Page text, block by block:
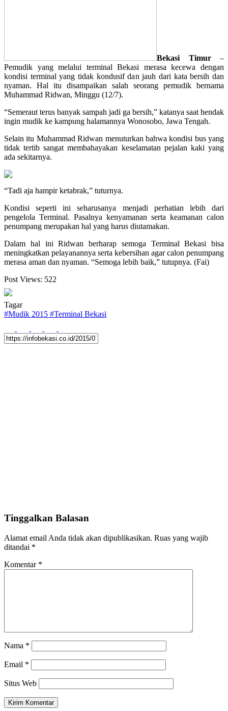
Bekasi Timur–
Pemudik yang melalui terminal Bekasi merasa kecewa dengan
kondisi terminal yang tidak kondusif dan jauh dari kata bersih dan
nyaman. Hal itu disampaikan salah seorang pemudik bernama
Muhammad Ridwan, Minggu (12/7).
“Semeraut terus banyak sampah jadi ga bersih,” katanya saat hendak
ingin mudik ke kampung halamannya Wonosobo, Jawa Tengah.
Selain itu Muhammad Ridwan menuturkan bahwa kondisi bus yang
tidak tertib sangat membahayakan keselamatan pejalan kaki yang
ada sekitarnya.
“Tadi aja hampir ketabrak,” tuturnya.
Kondisi seperti ini seharusanya menjadi perhatian lebih dari
pengelola Terminal. Pasalnya kenyamanan serta keamanan calon
penumpang merupakan hal yang harus diutamakan.
Dalam hal ini Ridwan berharap semoga Terminal Bekasi bisa
meningkatkan pelayanannya serta kebersihan agar calon penumpang
merasa aman dan nyaman. “Semoga lebih baik,” tutupnya. (Fai)
Post Views: 522
Tagar
#Mudik 2015 #Terminal Bekasi
Tinggalkan Balasan
Alamat email Anda tidak akan dipublikasikan. Ruas yang wajib
ditandai *
Komentar *
Nama *
Email *
Situs Web